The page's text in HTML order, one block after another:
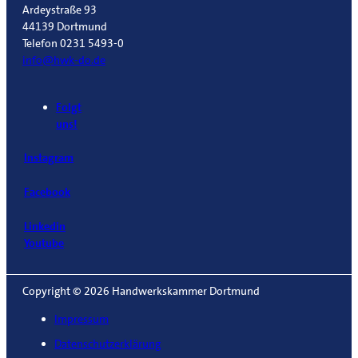
Ardeystraße 93
44139 Dortmund
Telefon 0231 5493-0
info@hwk-do.de
Folgt
uns!
Instagram
Facebook
Linkedin
Youtube
Copyright © 2026 Handwerkskammer Dortmund
Impressum
Datenschutzerklärung